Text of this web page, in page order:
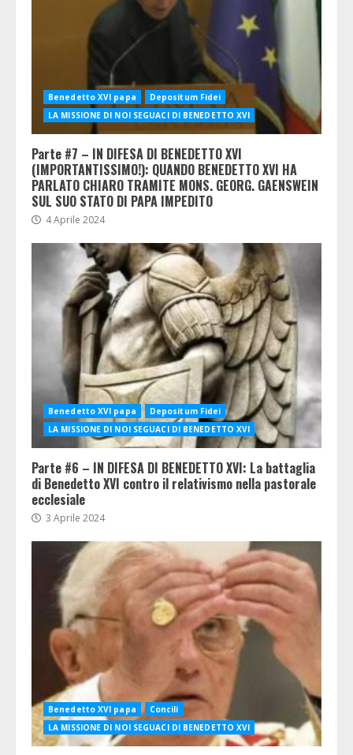
Benedetto XVI papa
Depositum Fidei
LA MISSIONE DI NOI SEGUACI DI BENEDETTO XVI
Parte #7 – IN DIFESA DI BENEDETTO XVI
(IMPORTANTISSIMO!): QUANDO BENEDETTO XVI HA
PARLATO CHIARO TRAMITE MONS. GEORG. GAENSWEIN
SUL SUO STATO DI PAPA IMPEDITO
4 Aprile 2024
Benedetto XVI papa
Depositum Fidei
LA MISSIONE DI NOI SEGUACI DI BENEDETTO XVI
Parte #6 – IN DIFESA DI BENEDETTO XVI: La battaglia
di Benedetto XVI contro il relativismo nella pastorale
ecclesiale
3 Aprile 2024
Benedetto XVI papa
Concili
LA MISSIONE DI NOI SEGUACI DI BENEDETTO XVI